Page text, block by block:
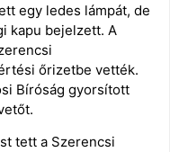
egy ledes lámpát, de
kapu bejelzett. A
őrizetbe vették.
Bíróság gyorsított
tett a Szerencsi